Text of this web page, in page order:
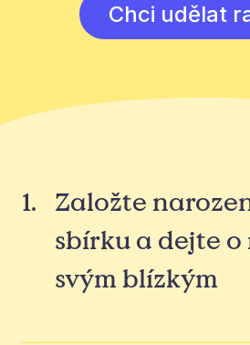
Chci udělat
1.
Založte
sbírku a dejte o
svým blízkým